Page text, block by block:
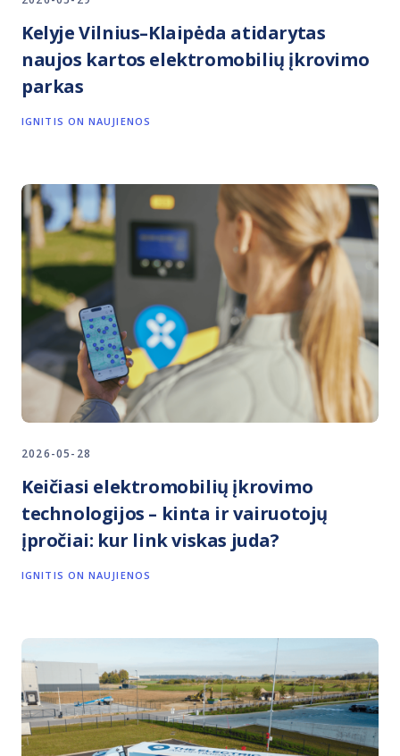
Kelyje Vilnius–Klaipėda atidarytas
naujos kartos elektromobilių įkrovimo
parkas
IGNITIS ON NAUJIENOS
2026-05-28
Keičiasi elektromobilių įkrovimo
technologijos – kinta ir vairuotojų
įpročiai: kur link viskas juda?
IGNITIS ON NAUJIENOS